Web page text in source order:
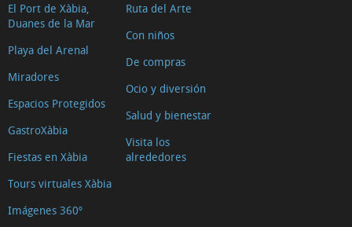
El Port de Xàbia,
Duanes de la Mar
Playa del Arenal
Miradores
Espacios Protegidos
GastroXàbia
Fiestas en Xàbia
Tours virtuales Xàbia
Imágenes 360º
Ruta del Arte
Con niños
De compras
Ocio y diversión
Salud y bienestar
Visita los
alrededores